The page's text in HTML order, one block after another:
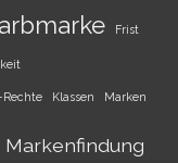
Frist
Rechte Klassen Marken
Markenfindung